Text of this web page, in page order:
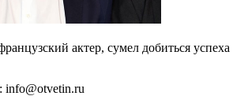
актер, сумел добиться успеха
info@otvetin.ru